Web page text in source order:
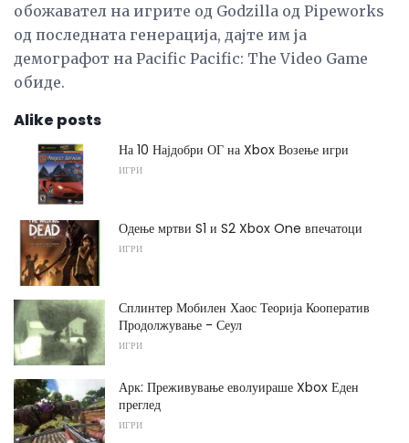
обожавател на игрите од Godzilla од Pipeworks
од последната генерација, дајте им ја
демографот на Pacific Pacific: The Video Game
обиде.
Alike posts
На 10 Најдобри ОГ на Xbox Возење игри
ИГРИ
Одење мртви S1 и S2 Xbox One впечатоци
ИГРИ
Сплинтер Мобилен Хаос Теорија Кооператив
Продолжување - Сеул
ИГРИ
Арк: Преживување еволуираше Xbox Еден
преглед
ИГРИ